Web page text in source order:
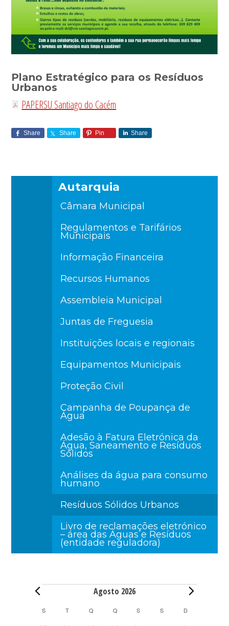
Plano Estratégico para os Resíduos
Urbanos
PAPERSU Santiago do Cacém
Share Share Pin Share
Autarquia
Câmara Municipal
Regulamentos e Tarifários
Municipais
Informação Financeira
Recursos Humanos
Assembleia Municipal
Juntas de Freguesia
Instituições locais e regionais
Equipamentos Municipais
Proteção Civil
Campanha de Poupança de
Água
Adesão à Fatura Eletrónica da
Água, Saneamento e Resíduos
Sólidos
Análises da água para consumo
humano
Resíduos Sólidos Urbanos
Livro de reclamações eletrónico
– área das Águas e Resíduos
(entidade reguladora)
Eventos Agosto 2026
SSEGUNDA-FEIRA
T TERÇA-FEIRA
Q QUARTA-FEIRA
Q QUINTA-FEIRA
SSEXTA-FEIRA
S SÁBADOD